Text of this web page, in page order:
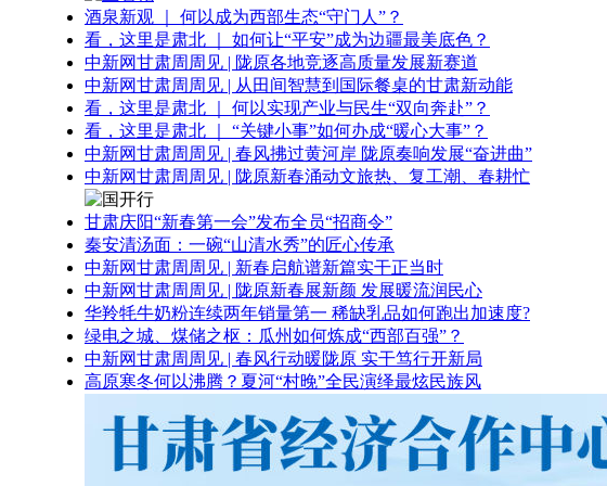
酒泉新观 ｜ 何以成为西部生态“守门人”？
看，这里是肃北 ｜ 如何让“平安”成为边疆最美底色？
中新网甘肃周周见 | 陇原各地竞逐高质量发展新赛道
中新网甘肃周周见 | 从田间智慧到国际餐桌的甘肃新动能
看，这里是肃北 ｜ 何以实现产业与民生“双向奔赴”？
看，这里是肃北 ｜ “关键小事”如何办成“暖心大事”？
中新网甘肃周周见 | 春风拂过黄河岸 陇原奏响发展“奋进曲”
中新网甘肃周周见 | 陇原新春涌动文旅热、复工潮、春耕忙
甘肃庆阳“新春第一会”发布全员“招商令”
秦安清汤面：一碗“山清水秀”的匠心传承
中新网甘肃周周见 | 新春启航谱新篇实干正当时
中新网甘肃周周见 | 陇原新春展新颜 发展暖流润民心
华羚牦牛奶粉连续两年销量第一 稀缺乳品如何跑出加速度?
绿电之城、煤储之枢：瓜州如何炼成“西部百强”？
中新网甘肃周周见 | 春风行动暖陇原 实干笃行开新局
高原寒冬何以沸腾？夏河“村晚”全民演绎最炫民族风